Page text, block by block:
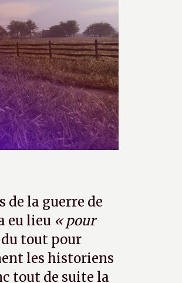
de la guerre de
eu lieu « pour
du tout pour
les historiens
tout de suite la